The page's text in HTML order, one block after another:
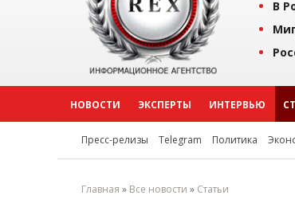
В
НОВОСТИ ЭКСПЕРТЫ ИНТЕРВЬЮ
Пресс-релизы Telegram Политика
Главная » Все новости » Статьи